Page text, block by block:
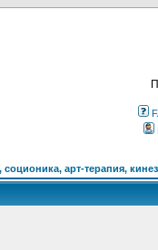
арт-терапия,